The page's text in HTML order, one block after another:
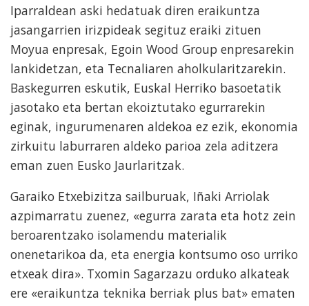
Iparraldean aski hedatuak diren eraikuntza
jasangarrien irizpideak segituz eraiki zituen
Moyua enpresak, Egoin Wood Group enpresarekin
lankidetzan, eta Tecnaliaren aholkularitzarekin.
Baskegurren eskutik, Euskal Herriko basoetatik
jasotako eta bertan ekoiztutako egurrarekin
eginak, ingurumenaren aldekoa ez ezik, ekonomia
zirkuitu laburraren aldeko parioa zela aditzera
eman zuen Eusko Jaurlaritzak.
Garaiko Etxebizitza sailburuak, Iñaki Arriolak
azpimarratu zuenez, «egurra zarata eta hotz zein
beroarentzako isolamendu materialik
onenetarikoa da, eta energia kontsumo oso urriko
etxeak dira». Txomin Sagarzazu orduko alkateak
ere «eraikuntza teknika berriak plus bat» ematen